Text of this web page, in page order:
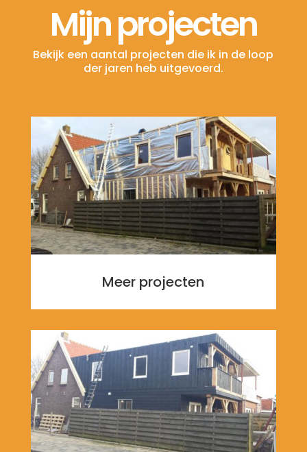
Mijn projecten
Bekijk een aantal projecten die ik in de loop
der jaren heb uitgevoerd.
Meer projecten